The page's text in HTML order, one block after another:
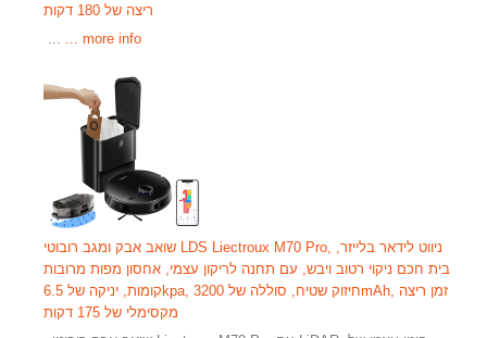
ריצה של 180 דקות
... more info
שואב אבק ומגב רובוטי LDS Liectroux M70 Pro, ניווט לידאר בלייזר,
בית חכם ניקוי רטוב ויבש, עם תחנה לריקון עצמי, אחסון מפות מרובות
קומות, יניקה של 6.5kpa, חיזוק שטיח, סוללה של 3200mAh, זמן ריצה
מקסימלי של 175 דקות